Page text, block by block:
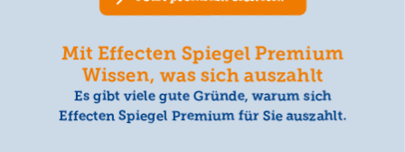
Mit Effecten Spiegel Premium
Wissen, was sich auszahlt
Es gibt viele gute Gründe, warum sich
Effecten Spiegel Premium für Sie auszahlt.